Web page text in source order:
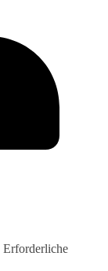
Erforderliche